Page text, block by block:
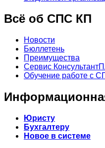
Всё об СПС КП
Новости
Бюллетень
Преимущества
Сервис
Обучение работе с
Юристу
Бухгалтеру
Новое в системе